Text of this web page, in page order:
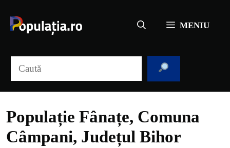
conținut
MENIU
Populație Fânațe, Comuna
Câmpani, Județul Bihor